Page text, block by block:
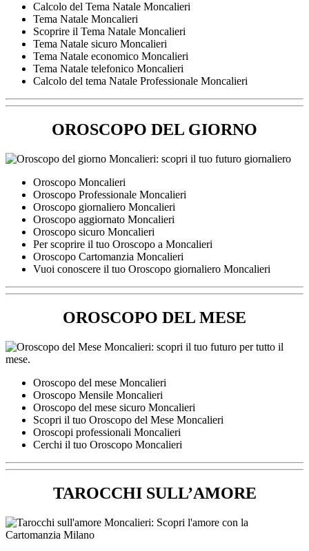
Calcolo del Tema Natale Moncalieri
Tema Natale Moncalieri
Scoprire il Tema Natale Moncalieri
Tema Natale sicuro Moncalieri
Tema Natale economico Moncalieri
Tema Natale telefonico Moncalieri
Calcolo del tema Natale Professionale Moncalieri
OROSCOPO DEL GIORNO
Oroscopo Moncalieri
Oroscopo Professionale Moncalieri
Oroscopo giornaliero Moncalieri
Oroscopo aggiornato Moncalieri
Oroscopo sicuro Moncalieri
Per scoprire il tuo Oroscopo a Moncalieri
Oroscopo Cartomanzia Moncalieri
Vuoi conoscere il tuo Oroscopo giornaliero Moncalieri
OROSCOPO DEL MESE
Oroscopo del mese Moncalieri
Oroscopo Mensile Moncalieri
Oroscopo del mese sicuro Moncalieri
Scopri il tuo Oroscopo del Mese Moncalieri
Oroscopi professionali Moncalieri
Cerchi il tuo Oroscopo Moncalieri
TAROCCHI SULL’AMORE